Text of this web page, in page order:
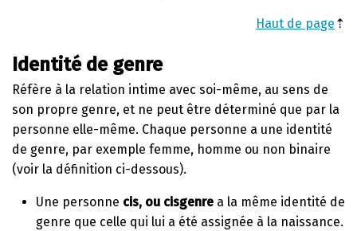
Haut de page ⇡
Identité de genre
Réfère à la relation intime avec soi-même, au sens de
son propre genre, et ne peut être déterminé que par la
personne elle-même. Chaque personne a une identité
de genre, par exemple femme, homme ou non binaire
(voir la définition ci-dessous).
Une personne cis, ou cisgenre a la même identité de
genre que celle qui lui a été assignée à la naissance.